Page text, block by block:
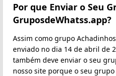
Por que Enviar o Seu
GruposdeWhatss.app?
Assim como grupo
enviado no dia 14 de abril de
também deve enviar o seu
nosso site porque o seu